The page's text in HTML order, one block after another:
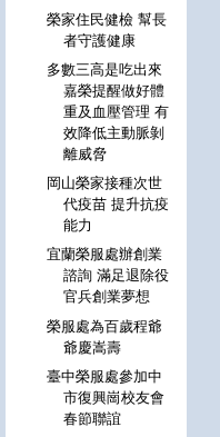
榮家住民健檢 幫長
者守護健康
多數三高是吃出來
嘉榮提醒做好體
重及血壓管理 有
效降低主動脈剝
離威脅
岡山榮家接種次世
代疫苗 提升抗疫
能力
宜蘭榮服處辦創業
諮詢 滿足退除役
官兵創業夢想
榮服處為百歲程爺
爺慶嵩壽
臺中榮服處參加中
市復興崗校友會
春節聯誼